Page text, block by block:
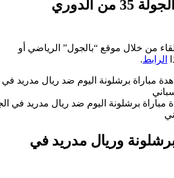
ريال مدريد في الجولة 35 من الدوري
موقع “بالجول” الرياضي أو
بث مباشر مشاهدة مباراة برشلونة اليوم ضد ريال مدريد في الجولة 35
وريال مدريد في